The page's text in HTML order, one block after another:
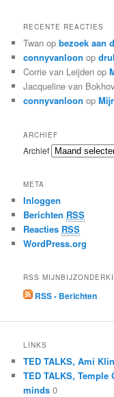
RECENTE REACTIES
Twan opbezoek aan
connyvanloon op
Corrie van Leijden op
Jacqueline van
connyvanloon op
ARCHIEF
Archief
META
Inloggen
Berichten RSS
Reacties RSS
WordPress.org
RSS
RSS - Berichten
LINKS
TED TALKS, Ami
TED TALKS,
minds 0